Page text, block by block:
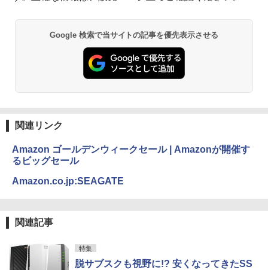
Google 検索で当サイトの記事を優先表示させる
関連リンク
Amazon ゴールデンウィークセール | Amazonが開催す
るビッグセール
Amazon.co.jp:SEAGATE
関連記事
特集
脱サブスクも視野に!? 安くなってきたSS